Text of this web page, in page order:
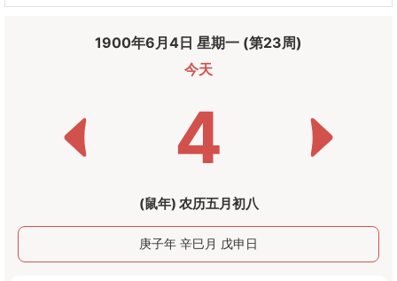
1900年6月4日 星期一 (第23周)
今天
4
(鼠年) 农历五月初八
庚子年 辛巳月 戊申日